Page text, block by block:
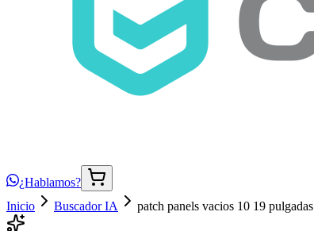
¿Hablamos?
Inicio
Buscador IA patch panels vacios 10 19 pulgadas